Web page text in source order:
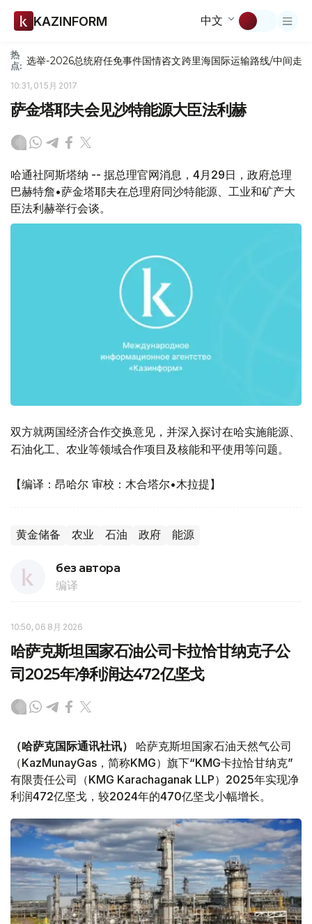
KAZINFORM 中文
热
点: 选举-2026总统府任免事件国情咨文跨里海国际运输路线/中间走廊
10:31, 01 5月 2017
萨金塔耶夫会见沙特能源大臣法利赫
哈通社阿斯塔纳 -- 据总理官网消息，4月29日，政府总理
巴赫特詹•萨金塔耶夫在总理府同沙特能源、工业和矿产大
臣法利赫举行会谈。
双方就两国经济合作交换意见，并深入探讨在哈实施能源、
石油化工、农业等领域合作项目及核能和平使用等问题。
【编译：昂哈尔 审校：木合塔尔•木拉提】
黄金储备 农业 石油 政府 能源
без автора
编译
10:50, 06 8月 2026
哈萨克斯坦国家石油公司卡拉恰甘纳克子公
司2025年净利润达472亿坚戈
（哈萨克国际通讯社讯）
哈萨克斯坦国家石油天然气公司
（KazMunayGas，简称KMG）旗下“KMG卡拉恰甘纳克”
有限责任公司（KMG Karachaganak LLP）2025年实现净
利润472亿坚戈，较2024年的470亿坚戈小幅增长。